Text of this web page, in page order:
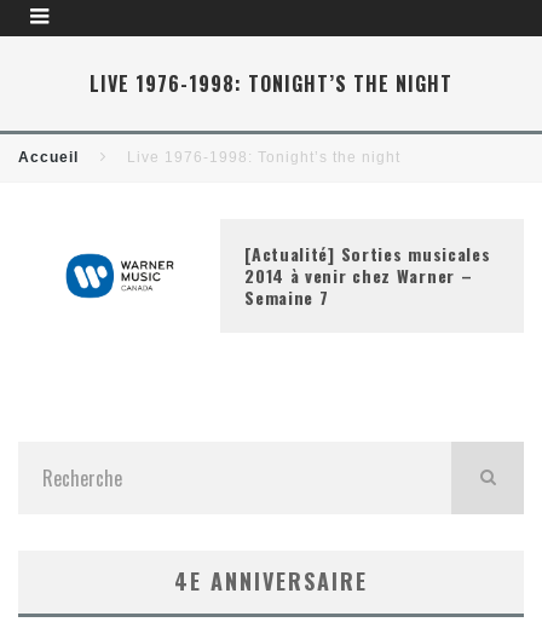
LIVE 1976-1998: TONIGHT’S THE NIGHT
Accueil Live 1976-1998: Tonight’s the night
[Actualité] Sorties musicales
2014 à venir chez Warner –
Semaine 7
4E ANNIVERSAIRE